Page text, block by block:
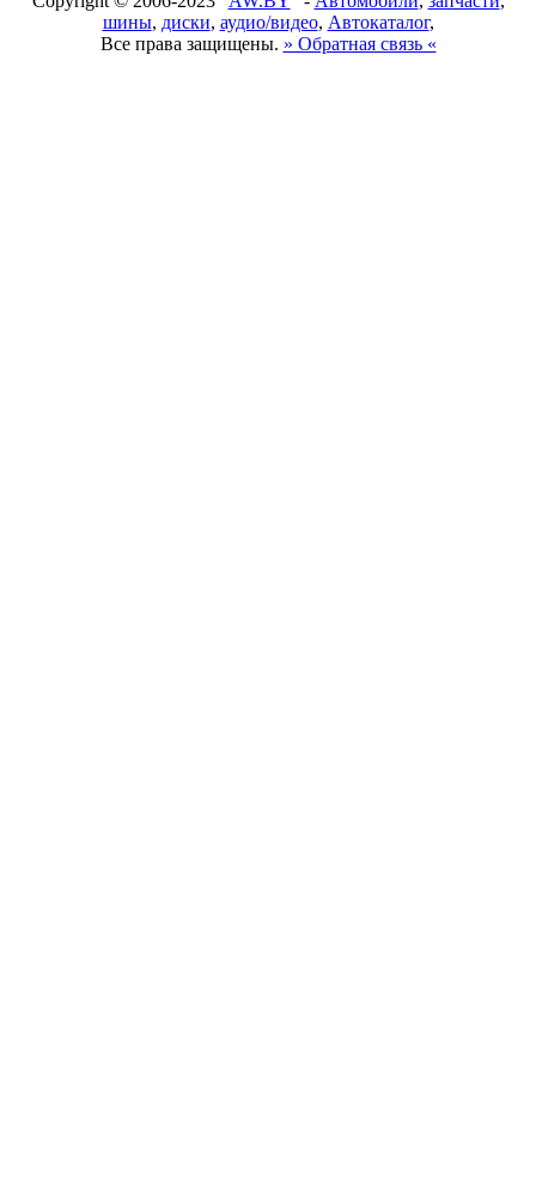
шины, диски, аудио/видео, Автокаталог,
Все права защищены. » Обратная связь «